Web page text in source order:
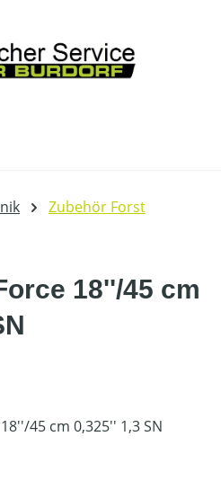
Zubehör Forst
18''/45 cm